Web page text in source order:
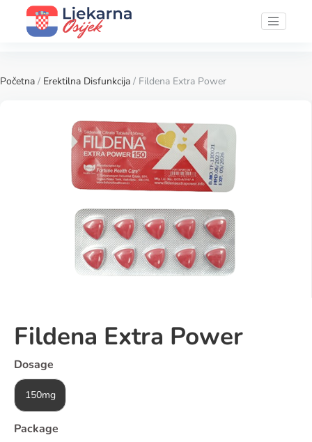
Početna / Erektilna Disfunkcija / Fildena Extra Power
Fildena Extra Power
Dosage
150mg
Package